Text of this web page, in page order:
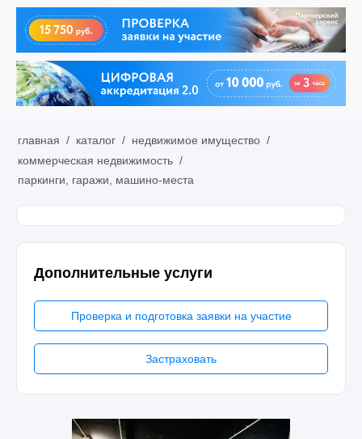
главная / каталог / недвижимое имущество /
коммерческая недвижимость /
паркинги, гаражи, машино-места
Дополнительные услуги
Проверка и подготовка заявки на участие
Застраховать